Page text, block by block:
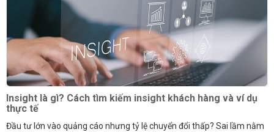
Insight là gì? Cách tìm kiếm insight khách hàng và ví dụ
thực tế
Đầu tư lớn vào quảng cáo nhưng tỷ lệ chuyển đổi thấp? Sai lầm nằm